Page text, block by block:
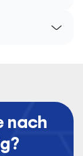
nach